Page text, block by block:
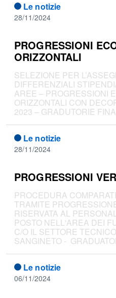
Le notizie
28/11/2024
PROGRESSIONI
ORIZZONTALI
SELEZIONE PER
DIFFERENZIALI
AREE – PROGRESSIONI
ORIZZONTALI CON
2023 – GRADUTORIE
Le notizie
28/11/2024
PROGRESSIONI
PROCEDURA
TRAMITE
RISERVATA AL
POSTO NELL'AREA DEI
C/O IL SETTORE
SANGINETO -
Le notizie
06/11/2024